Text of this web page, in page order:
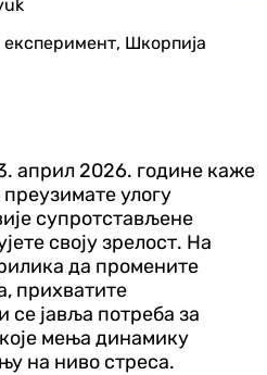
Шкорпија
април 2026. године каже
улогу
супротстављене
своју зрелост. На
да промените
прихватите
јавља потреба за
мења динамику
на ниво стреса.